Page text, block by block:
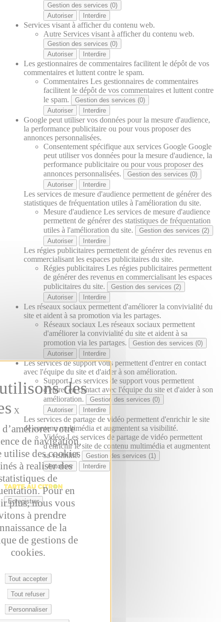
Gestion des services (0)
Autoriser
Interdire
Services visant à afficher du contenu web.
Autre Services visant à afficher du contenu web.
Gestion des services (0)
Autoriser
Interdire
Les gestionnaires de commentaires facilitent le dépôt de vos
commentaires et luttent contre le spam.
Commentaires Les gestionnaires de commentaires
facilitent le dépôt de vos commentaires et luttent contre
le spam.
Gestion des services (0)
Autoriser
Interdire
Google peut utiliser vos données pour la mesure d'audience,
la performance publicitaire ou pour vous proposer des
annonces personnalisées.
Consentement spécifique aux services Google Google
peut utiliser vos données pour la mesure d'audience, la
performance publicitaire ou pour vous proposer des
annonces personnalisées.
Gestion des services (0)
Autoriser
Interdire
Les services de mesure d'audience permettent de générer des
statistiques de fréquentation utiles à l'amélioration du site.
Mesure d'audience Les services de mesure d'audience
permettent de générer des statistiques de fréquentation
utiles à l'amélioration du site.
Gestion des services (2)
Autoriser
Interdire
Les régies publicitaires permettent de générer des revenus en
commercialisant les espaces publicitaires du site.
Régies publicitaires Les régies publicitaires permettent
de générer des revenus en commercialisant les espaces
publicitaires du site.
Gestion des services (2)
Autoriser
Interdire
Les réseaux sociaux permettent d'améliorer la convivialité du
site et aident à sa promotion via les partages.
Réseaux sociaux Les réseaux sociaux permettent
d'améliorer la convivialité du site et aident à sa
promotion via les partages.
Gestion des services (0)
Autoriser
Interdire
Les services de support vous permettent d'entrer en contact
avec l'équipe du site et d'aider à son amélioration.
Support Les services de support vous permettent
d'entrer en contact avec l'équipe du site et d'aider à son
amélioration.
Gestion des services (0)
Autoriser
Interdire
Les services de partage de vidéo permettent d'enrichir le site
de contenu multimédia et augmentent sa visibilité.
Vidéos Les services de partage de vidéo permettent
d'enrichir le site de contenu multimédia et augmentent
sa visibilité.
Gestion des services (1)
Autoriser
Interdire
Enregistrer
X
votre
de navigation,
utilise des cookies
à realiser des
de
Pour en
plus, nous vous
à prendre
de la
de gestions de
cookies.
Tout accepter
Tout refuser
Personnaliser